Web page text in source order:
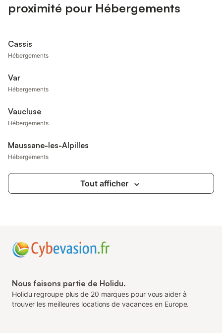
proximité pour Hébergements
Cassis
Hébergements
Var
Hébergements
Vaucluse
Hébergements
Maussane-les-Alpilles
Hébergements
Tout afficher
Nous faisons partie de Holidu.
Holidu regroupe plus de 20 marques pour vous aider à
trouver les meilleures locations de vacances en Europe.